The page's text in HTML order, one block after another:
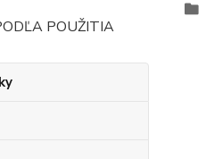
POUŽITIA